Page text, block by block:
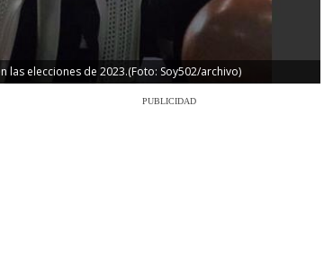
las elecciones de 2023.(Foto: Soy502/archivo)
PUBLICIDAD